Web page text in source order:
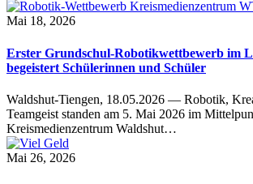
Mai 18, 2026
Erster Grundschul-Robotikwettbewerb im
begeistert Schülerinnen und Schüler
Waldshut-Tiengen, 18.05.2026 — Robotik,
Teamgeist standen am 5. Mai 2026 im
Kreismedienzentrum Waldshut…
Mai 26, 2026